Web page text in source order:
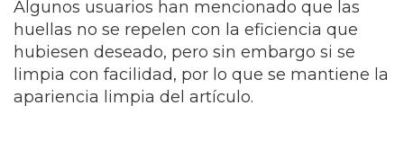
Algunos usuarios han mencionado que las
huellas no se repelen con la eficiencia que
hubiesen deseado, pero sin embargo si se
limpia con facilidad, por lo que se mantiene la
apariencia limpia del artículo.